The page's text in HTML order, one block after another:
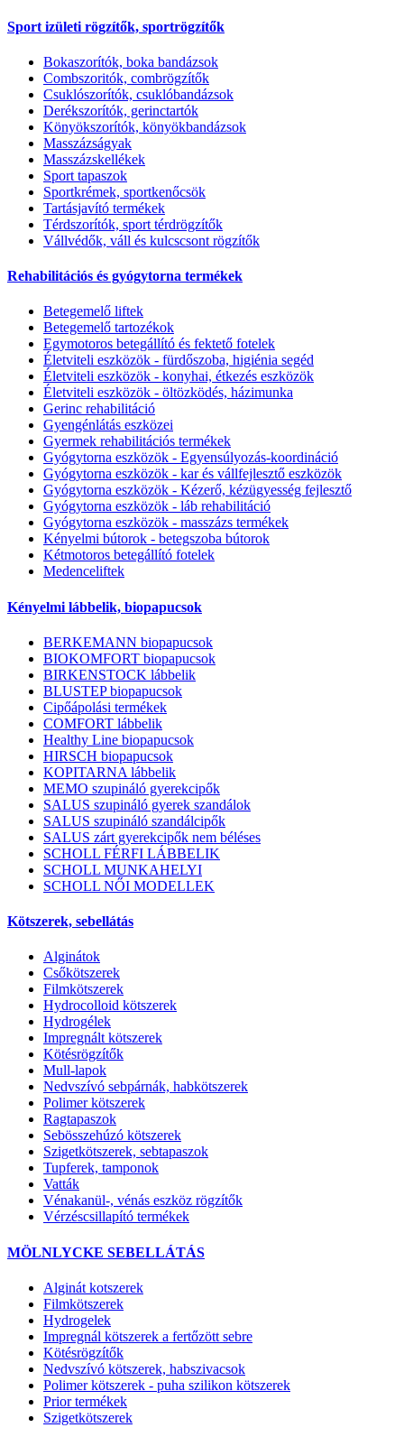
Sport izületi rögzítők, sportrögzítők
Bokaszorítók, boka bandázsok
Combszoritók, combrögzítők
Csuklószorítók, csuklóbandázsok
Derékszorítók, gerinctartók
Könyökszorítók, könyökbandázsok
Masszázságyak
Masszázskellékek
Sport tapaszok
Sportkrémek, sportkenőcsök
Tartásjavító termékek
Térdszorítók, sport térdrögzítők
Vállvédők, váll és kulcscsont rögzítők
Rehabilitációs és gyógytorna termékek
Betegemelő liftek
Betegemelő tartozékok
Egymotoros betegállító és fektető fotelek
Életviteli eszközök - fürdőszoba, higiénia segéd
Életviteli eszközök - konyhai, étkezés eszközök
Életviteli eszközök - öltözködés, házimunka
Gerinc rehabilitáció
Gyengénlátás eszközei
Gyermek rehabilitációs termékek
Gyógytorna eszközök - Egyensúlyozás-koordináció
Gyógytorna eszközök - kar és vállfejlesztő eszközök
Gyógytorna eszközök - Kézerő, kézügyesség fejlesztő
Gyógytorna eszközök - láb rehabilitáció
Gyógytorna eszközök - masszázs termékek
Kényelmi bútorok - betegszoba bútorok
Kétmotoros betegállító fotelek
Medenceliftek
Kényelmi lábbelik, biopapucsok
BERKEMANN biopapucsok
BIOKOMFORT biopapucsok
BIRKENSTOCK lábbelik
BLUSTEP biopapucsok
Cipőápolási termékek
COMFORT lábbelik
Healthy Line biopapucsok
HIRSCH biopapucsok
KOPITARNA lábbelik
MEMO szupináló gyerekcipők
SALUS szupináló gyerek szandálok
SALUS szupináló szandálcipők
SALUS zárt gyerekcipők nem béléses
SCHOLL FÉRFI LÁBBELIK
SCHOLL MUNKAHELYI
SCHOLL NŐI MODELLEK
Kötszerek, sebellátás
Alginátok
Csőkötszerek
Filmkötszerek
Hydrocolloid kötszerek
Hydrogélek
Impregnált kötszerek
Kötésrögzítők
Mull-lapok
Nedvszívó sebpárnák, habkötszerek
Polimer kötszerek
Ragtapaszok
Sebösszehúzó kötszerek
Szigetkötszerek, sebtapaszok
Tupferek, tamponok
Vatták
Vénakanül-, vénás eszköz rögzítők
Vérzéscsillapító termékek
MÖLNLYCKE SEBELLÁTÁS
Alginát kotszerek
Filmkötszerek
Hydrogelek
Impregnál kötszerek a fertőzött sebre
Kötésrögzítők
Nedvszívó kötszerek, habszivacsok
Polimer kötszerek - puha szilikon kötszerek
Prior termékek
Szigetkötszerek